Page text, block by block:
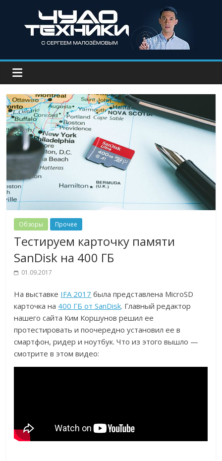
Обзоры Прочее
Тестируем карточку памяти
SanDisk на 400 ГБ
01.09.2017
На выставке IFA 2017 была представлена MicroSD
карточка на 400 ГБ от SanDisk. Главный редактор
нашего сайта Ким Коршунов решил ее
протестировать и поочередно установил ее в
смартфон, ридер и ноутбук. Что из этого вышло —
смотрите в этом видео: